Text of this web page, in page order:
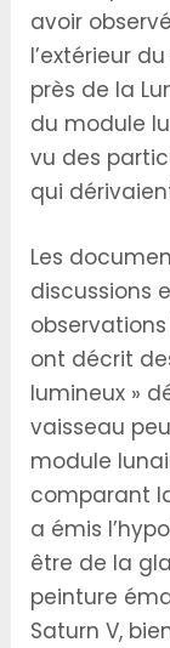
avoir
l’extérieur
près de la
du module
vu des
qui
Les
discussions
ont décrit
lumineux »
vaisseau
module
comparant
a émis
être de la
peinture
Saturn V,